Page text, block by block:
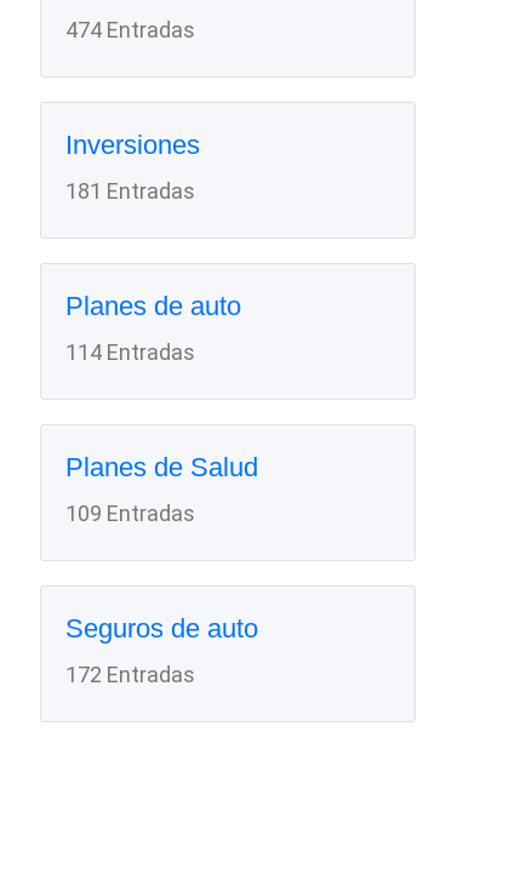
474 Entradas
Inversiones
181 Entradas
Planes de auto
114 Entradas
Planes de Salud
109 Entradas
Seguros de auto
172 Entradas